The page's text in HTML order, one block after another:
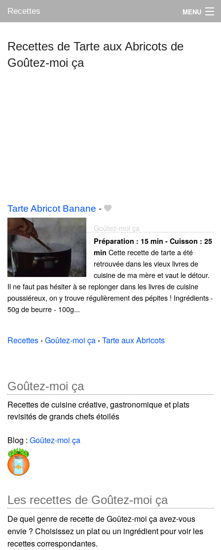
Recettes MENU
Mes blogs préférés
Recettes de Tarte aux Abricots de
Goûtez-moi ça
Tarte Abricot Banane -
Goûtez-moi ça
Préparation : 15 min - Cuisson : 25
min Cette recette de tarte a été
retrouvée dans les vieux livres de
cuisine de ma mère et vaut le détour.
Il ne faut pas hésiter à se replonger dans les livres de cuisine
poussiéreux, on y trouve régulièrement des pépites ! Ingrédients -
50g de beurre - 100g...
Recettes › Goûtez-moi ça › Tarte aux Abricots
Goûtez-moi ça
Recettes de cuisine créative, gastronomique et plats
revisités de grands chefs étoilés
Blog : Goûtez-moi ça
Les recettes de Goûtez-moi ça
De quel genre de recette de Goûtez-moi ça avez-vous
envie ? Choisissez un plat ou un ingrédient pour voir les
recettes correspondantes.